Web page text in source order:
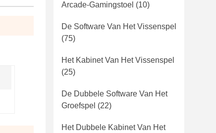
Arcade-Gamingstoel (10)
De Software Van Het Vissenspel
(75)
Het Kabinet Van Het Vissenspel
(25)
De Dubbele Software Van Het
Groefspel (22)
Het Dubbele Kabinet Van Het